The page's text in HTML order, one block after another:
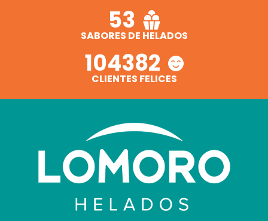
53
SABORES DE HELADOS
104382
CLIENTES FELICES